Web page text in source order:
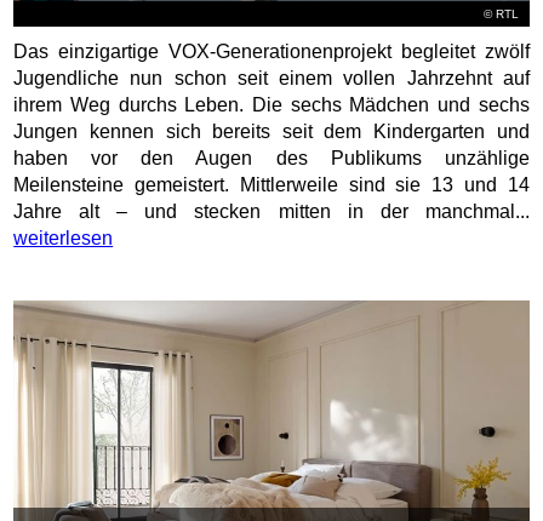
©RTL
Das einzigartige VOX-Generationenprojekt begleitet zwölf
Jugendliche nun schon seit einem vollen Jahrzehnt auf
ihrem Weg durchs Leben. Die sechs Mädchen und sechs
Jungen kennen sich bereits seit dem Kindergarten und
haben vor den Augen des Publikums unzählige
Meilensteine gemeistert. Mittlerweile sind sie 13 und 14
Jahre alt – und stecken mitten in der manchmal...
weiterlesen